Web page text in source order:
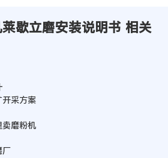
歇立磨安装说明书 相关
采方案
磨粉机
厂